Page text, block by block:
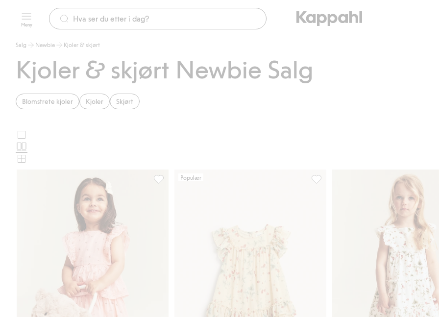
Meny
Salg Newbie Kjoler & skjørt
Kjoler & skjørt Newbie Salg
Blomstrete kjoler Kjoler Skjørt
Velg
oppsett
Populær
Chiffongkjole med jordbærmønster,